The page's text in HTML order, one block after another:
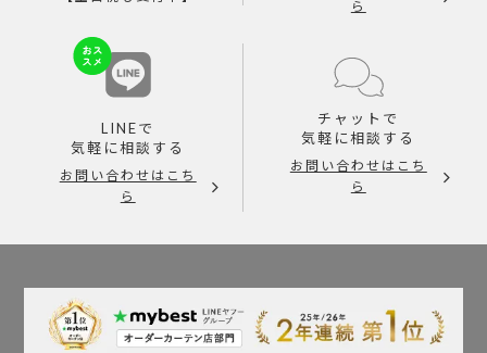
ら
LINEで
気軽に相談する
お問い合わせはこち
ら
チャットで
気軽に相談する
お問い合わせはこち
ら